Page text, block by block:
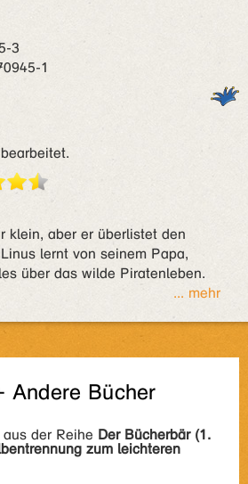
3
1
klein, aber er überlistet den
lernt von seinem Papa,
über das wilde Piratenleben.
... mehr
Andere Bücher
der Reihe Der Bücherbär (1.
zum leichteren